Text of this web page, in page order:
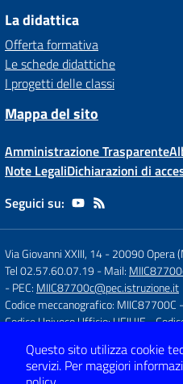
La didattica
Offerta formativa
Le schede didattiche
I progetti delle classi
Mappa del sito
Amministrazione Trasparente
Note LegaliDichiarazioni di
Seguici su:
Via Giovanni XXIII, 14-20090 Opera
Tel 02.57.60.07.19 - Mail:
- PEC: MIIC87700c@pec.istruzione.it
Codice meccanografico: MIIC87700C
Codice Univoco Ufficio: UFJUJE-
Questo sito utilizza cookie
servizi. Per maggiori